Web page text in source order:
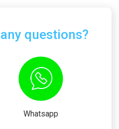
questions?
Whatsapp